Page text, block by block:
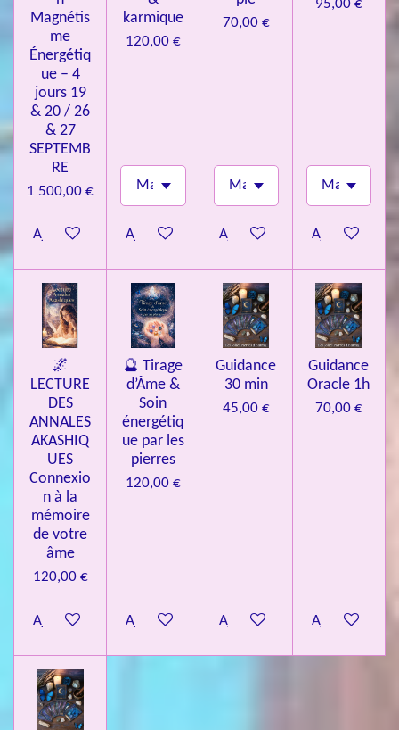
Magnétis
me
Énergétiq
ue – 4
jours 19
& 20 / 26
& 27
SEPTEMB
RE
1 500,00 €
Ajouter au panier
karmique
120,00 €
Ajouter au panier
70,00 €
Ajouter au panier
95,00 €
Ajouter au
🌌
LECTURE
DES
ANNALES
AKASHIQ
UES
Connexio
n à la
mémoire
de votre
âme
120,00 €
Ajouter au panier
🔮 Tirage
d’Âme &
Soin
énergétiq
ue par les
pierres
120,00 €
Ajouter au panier
Guidance
30 min
45,00 €
Ajouter au panier
Guidance
Oracle 1h
70,00 €
Ajouter au